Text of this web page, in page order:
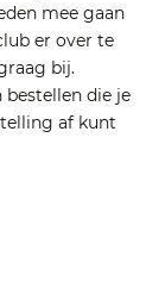
mee gaan
er over te
bij.
die je
af kunt